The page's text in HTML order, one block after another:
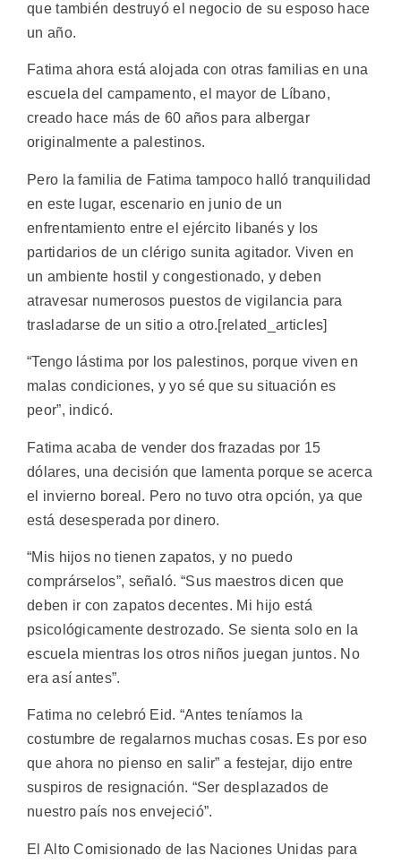
que también destruyó el negocio de su esposo hace
un año.
Fatima ahora está alojada con otras familias en una
escuela del campamento, el mayor de Líbano,
creado hace más de 60 años para albergar
originalmente a palestinos.
Pero la familia de Fatima tampoco halló tranquilidad
en este lugar, escenario en junio de un
enfrentamiento entre el ejército libanés y los
partidarios de un clérigo sunita agitador. Viven en
un ambiente hostil y congestionado, y deben
atravesar numerosos puestos de vigilancia para
trasladarse de un sitio a otro.[related_articles]
“Tengo lástima por los palestinos, porque viven en
malas condiciones, y yo sé que su situación es
peor”, indicó.
Fatima acaba de vender dos frazadas por 15
dólares, una decisión que lamenta porque se acerca
el invierno boreal. Pero no tuvo otra opción, ya que
está desesperada por dinero.
“Mis hijos no tienen zapatos, y no puedo
comprárselos”, señaló. “Sus maestros dicen que
deben ir con zapatos decentes. Mi hijo está
psicológicamente destrozado. Se sienta solo en la
escuela mientras los otros niños juegan juntos. No
era así antes”.
Fatima no celebró Eid. “Antes teníamos la
costumbre de regalarnos muchas cosas. Es por eso
que ahora no pienso en salir” a festejar, dijo entre
suspiros de resignación. “Ser desplazados de
nuestro país nos envejeció”.
El Alto Comisionado de las Naciones Unidas para